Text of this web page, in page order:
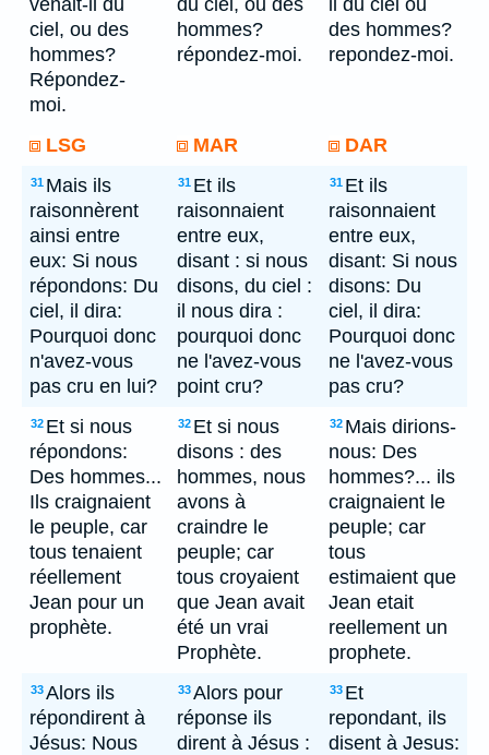
venait-il du
ciel, ou des
hommes?
Répondez-
moi.
du ciel, ou des
hommes?
répondez-moi.
il du ciel ou
des hommes?
repondez-moi.
LSG MAR DAR
31 Mais ils
raisonnèrent
ainsi entre
eux: Si nous
répondons: Du
ciel, il dira:
Pourquoi donc
n'avez-vous
pas cru en lui?
31 Et ils
raisonnaient
entre eux,
disant : si nous
disons, du ciel :
il nous dira :
pourquoi donc
ne l'avez-vous
point cru?
31 Et ils
raisonnaient
entre eux,
disant: Si nous
disons: Du
ciel, il dira:
Pourquoi donc
ne l'avez-vous
pas cru?
32 Et si nous
répondons:
Des hommes...
Ils craignaient
le peuple, car
tous tenaient
réellement
Jean pour un
prophète.
32 Et si nous
disons : des
hommes, nous
avons à
craindre le
peuple; car
tous croyaient
que Jean avait
été un vrai
Prophète.
32 Mais dirions-
nous: Des
hommes?... ils
craignaient le
peuple; car
tous
estimaient que
Jean etait
reellement un
prophete.
33Alors ils
répondirent à
Jésus: Nous
33Alors pour
réponse ils
dirent à Jésus :
33 Et
repondant, ils
disent à Jesus: